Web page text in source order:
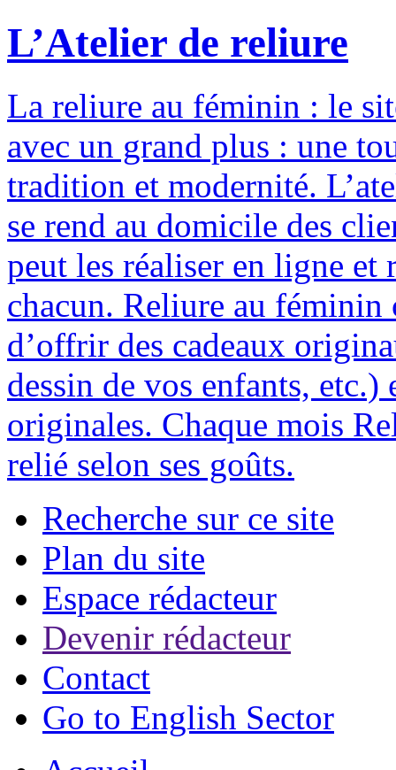
L’Atelier de reliure
La reliure au féminin : le
avec un grand plus : une
tradition et modernité.
se rend au domicile des
peut les réaliser en ligne et
chacun. Reliure au féminin
d’offrir des cadeaux
dessin de vos enfants,
originales. Chaque mois
relié selon ses goûts.
Recherche sur ce site
Plan du site
Espace rédacteur
Devenir rédacteur
Contact
Go to English Sector